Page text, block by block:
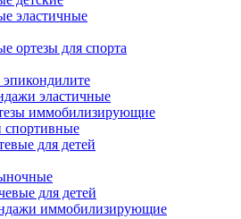
эластичные
ортезы для спорта
эластичные
иммобилизирующие
спортивные
для детей
для детей
иммобилизирующие